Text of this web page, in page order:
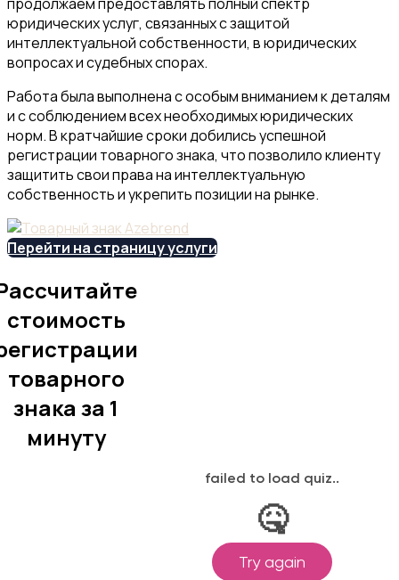
юридических услуг, связанных с защитой
интеллектуальной собственности, в юридических
вопросах и судебных спорах.
Работа была выполнена с особым вниманием к деталям
и с соблюдением всех необходимых юридических
норм. В кратчайшие сроки добились успешной
регистрации товарного знака, что позволило клиенту
защитить свои права на интеллектуальную
собственность и укрепить позиции на рынке.
Перейти на страницу услуги
стоимость
товарного
знака за 1
минуту